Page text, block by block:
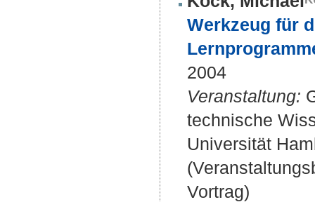
Werkzeug für
2004
Veranstaltung:
technische
Universität
Vortrag)